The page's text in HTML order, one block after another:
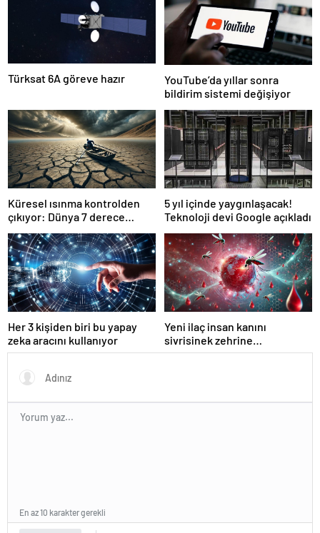
Türksat 6A göreve hazır
YouTube’da yıllar sonra
bildirim sistemi değişiyor
Küresel ısınma kontrolden
çıkıyor: Dünya 7 derece
5 yıl içinde yaygınlaşacak!
Teknoloji devi Google açıkladı
Her 3 kişiden biri bu yapay
zeka aracını kullanıyor
Yeni ilaç insan kanını
sivrisinek zehrine
dönüştürüyor!
En az 10 karakter gerekli